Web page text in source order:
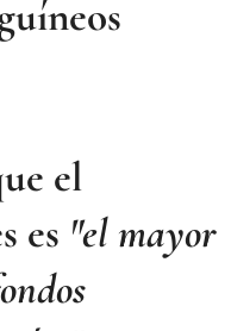
el
es "el mayor